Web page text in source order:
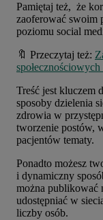
Pamiętaj też, że
zaoferować swoim
poziomu social
🔖 Przeczytaj też:
Treść jest kluczem
sposoby dzielenia
zdrowia w
tworzenie postów,
pacjentów tematy.
Ponadto możesz
i dynamiczny
można publikować
udostępniać w
liczby osób.